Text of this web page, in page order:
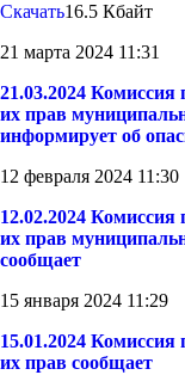
Скачать16.5 Кбайт
21 марта 2024 11:31
21.03.2024 Комиссия
их прав
информирует об
12 февраля 2024 11:30
12.02.2024
их прав
сообщает
15 января 2024 11:29
15.01.2024
их прав сообщает